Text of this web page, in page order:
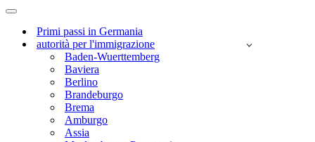
Menu
navigazionePrimi passi in Germania
autorità per l'immigrazione
Baden-Wuerttemberg
Baviera
Berlino
Brandeburgo
Brema
Amburgo
Assia